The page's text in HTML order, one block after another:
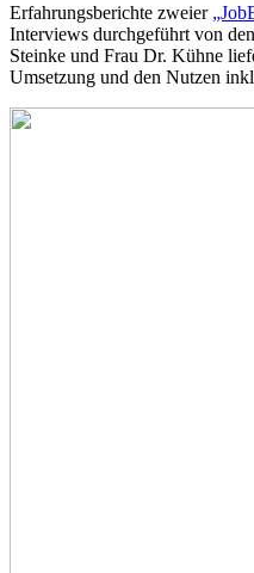
Erfahrungsberichte zweier
Interviews durchgeführt von
Steinke und Frau Dr. Kühne
Umsetzung und den Nutzen